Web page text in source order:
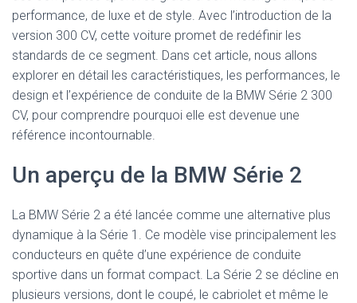
performance, de luxe et de style. Avec l’introduction de la
version 300 CV, cette voiture promet de redéfinir les
standards de ce segment. Dans cet article, nous allons
explorer en détail les caractéristiques, les performances, le
design et l’expérience de conduite de la BMW Série 2 300
CV, pour comprendre pourquoi elle est devenue une
référence incontournable.
Un aperçu de la BMW Série 2
La BMW Série 2 a été lancée comme une alternative plus
dynamique à la Série 1. Ce modèle vise principalement les
conducteurs en quête d’une expérience de conduite
sportive dans un format compact. La Série 2 se décline en
plusieurs versions, dont le coupé, le cabriolet et même le